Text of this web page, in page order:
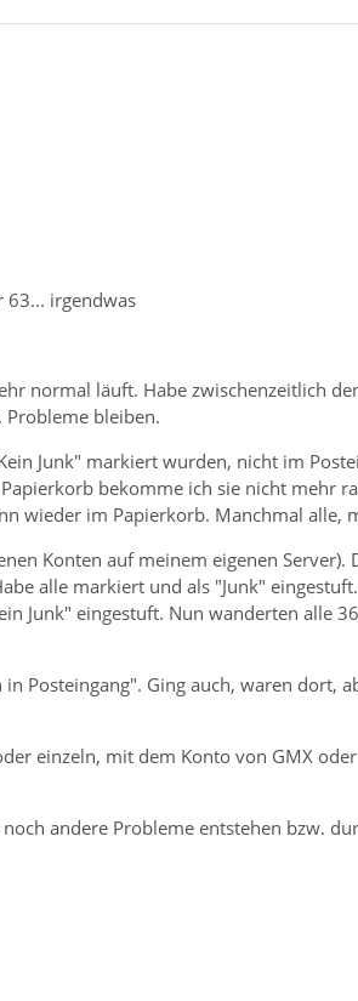
63... irgendwas
normal läuft. Habe zwischenzeitlich
Probleme bleiben.
Junk" markiert wurden, nicht im
bekomme ich sie nicht mehr
wieder im Papierkorb. Manchmal alle,
Konten auf meinem eigenen Server).
alle markiert und als "Junk"
Junk" eingestuft. Nun wanderten alle
Posteingang". Ging auch, waren dort,
einzeln, mit dem Konto von GMX
andere Probleme entstehen bzw.